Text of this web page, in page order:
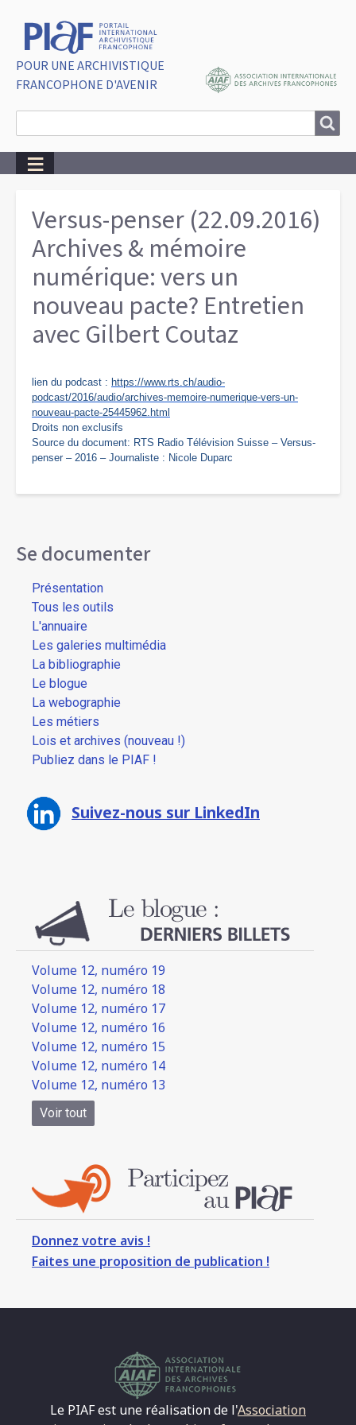
POUR UNE ARCHIVISTIQUE
FRANCOPHONE D'AVENIR
Versus-penser (22.09.2016)
Archives & mémoire
numérique: vers un
nouveau pacte? Entretien
avec Gilbert Coutaz
lien du podcast : https://www.rts.ch/audio-
podcast/2016/audio/archives-memoire-numerique-vers-un-
nouveau-pacte-25445962.html
Droits non exclusifs
Source du document: RTS Radio Télévision Suisse – Versus-
penser – 2016 – Journaliste : Nicole Duparc
Se documenter
Présentation
Tous les outils
L'annuaire
Les galeries multimédia
La bibliographie
Le blogue
La webographie
Les métiers
Lois et archives (nouveau !)
Publiez dans le PIAF !
Suivez-nous sur LinkedIn
Volume 12, numéro 19
Volume 12, numéro 18
Volume 12, numéro 17
Volume 12, numéro 16
Volume 12, numéro 15
Volume 12, numéro 14
Volume 12, numéro 13
Voir tout
Donnez votre avis !
Faites une proposition de publication !
Le PIAF est une réalisation de l'Association